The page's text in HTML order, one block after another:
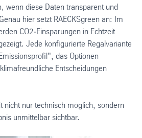
wenn diese Daten transparent und
hier setzt RAECKSgreen an: Im
CO2‑Einsparungen in Echtzeit
Jede konfigurierte Regalvariante
das Optionen
Entscheidungen
nicht nur technisch möglich, sondern
unmittelbar sichtbar.